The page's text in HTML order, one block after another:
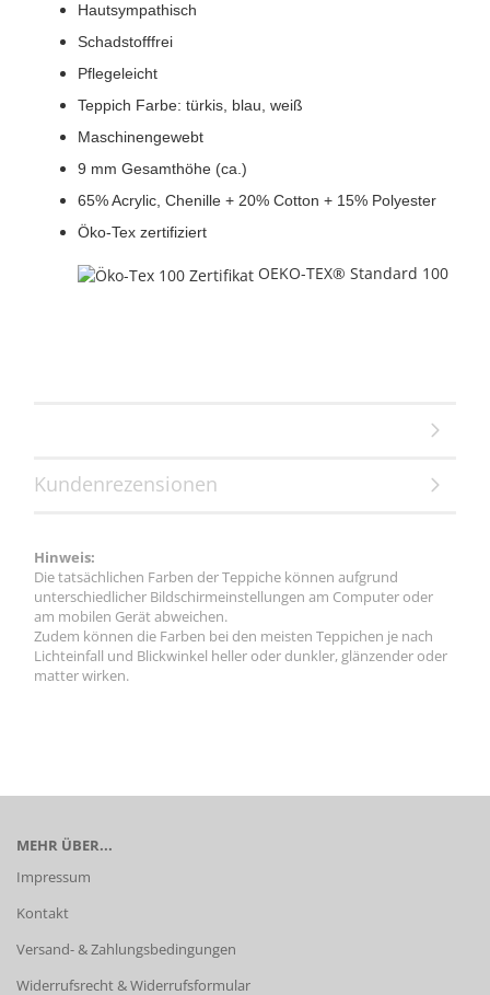
Hautsympathisch
Schadstofffrei
Pflegeleicht
Teppich Farbe: türkis, blau, weiß
Maschinengewebt
9 mm Gesamthöhe (ca.)
65% Acrylic, Chenille + 20% Cotton + 15% Polyester
Öko-Tex zertifiziert
OEKO-TEX® Standard 100
Kundenrezensionen
Hinweis:
Die tatsächlichen Farben der Teppiche können aufgrund
unterschiedlicher Bildschirmeinstellungen am Computer oder
am mobilen Gerät abweichen.
Zudem können die Farben bei den meisten Teppichen je nach
Lichteinfall und Blickwinkel heller oder dunkler, glänzender oder
matter wirken.
MEHR ÜBER...
Impressum
Kontakt
Versand- & Zahlungsbedingungen
Widerrufsrecht & Widerrufsformular